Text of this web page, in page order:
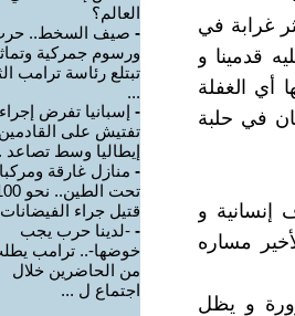
غرابة في
قدمينا و
أي الغفلة
في حلبة
و
مساره
و يظل
العالم؟
- صيف السخط..
ورسوم جمركية
تبتلع رئاسة ترامب
...
- إسبانيا تفرض
تفتيش على
إيطاليا وسط تصاعد
- منازل غارقة
تحت الطين..
قتيل جراء
- -لدينا حرب يجب
خوضها-.. ترامب
من الحاضرين خلال
اجتماع ل ...